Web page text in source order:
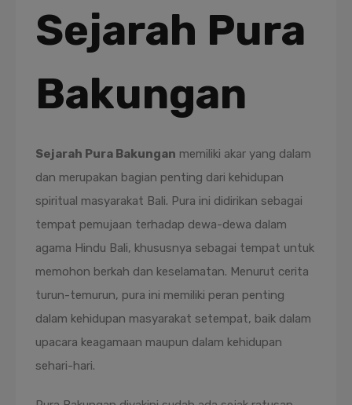
Sejarah Pura
Bakungan
Sejarah Pura Bakungan memiliki akar yang dalam
dan merupakan bagian penting dari kehidupan
spiritual masyarakat Bali. Pura ini didirikan sebagai
tempat pemujaan terhadap dewa-dewa dalam
agama Hindu Bali, khususnya sebagai tempat untuk
memohon berkah dan keselamatan. Menurut cerita
turun-temurun, pura ini memiliki peran penting
dalam kehidupan masyarakat setempat, baik dalam
upacara keagamaan maupun dalam kehidupan
sehari-hari.